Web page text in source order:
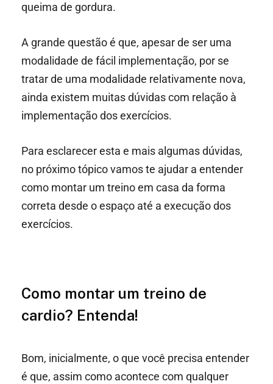
queima de gordura.
A grande questão é que, apesar de ser uma
modalidade de fácil implementação, por se
tratar de uma modalidade relativamente nova,
ainda existem muitas dúvidas com relação à
implementação dos exercícios.
Para esclarecer esta e mais algumas dúvidas,
no próximo tópico vamos te ajudar a entender
como montar um treino em casa da forma
correta desde o espaço até a execução dos
exercícios.
Como montar um treino de
cardio? Entenda!
Bom, inicialmente, o que você precisa entender
é que, assim como acontece com qualquer